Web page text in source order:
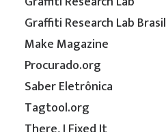
Graffiti Research Lab Brasil
Make Magazine
Procurado.org
Saber Eletrônica
Tagtool.org